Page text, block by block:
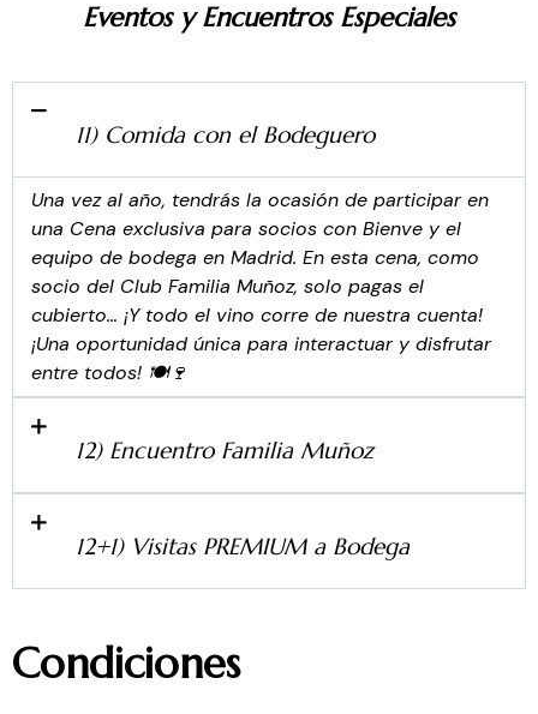
Eventos y Encuentros Especiales
11) Comida con el Bodeguero
Una vez al año, tendrás la ocasión de participar en
una Cena exclusiva para socios con Bienve y el
equipo de bodega en Madrid. En esta cena, como
socio del Club Familia Muñoz, solo pagas el
cubierto… ¡Y todo el vino corre de nuestra cuenta!
¡Una oportunidad única para interactuar y disfrutar
entre todos! 🍽️🍷
12) Encuentro Familia Muñoz
12+1) Visitas PREMIUM a Bodega
Condiciones